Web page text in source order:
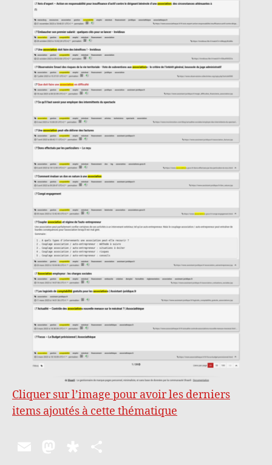
Cliquer sur l’image pour avoir les derniers
items ajoutés à cette thématique